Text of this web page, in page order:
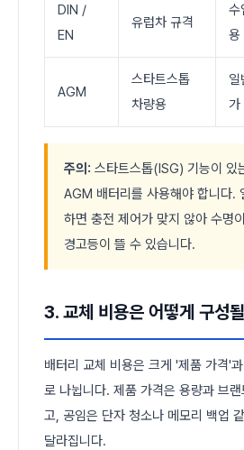
DIN /
EN
유럽차 규격
수
용
AGM
스타트스톱
차량용
일
가
주의: 스타트스톱(ISG) 기능이 있
AGM 배터리를 사용해야 합니다.
하면 충전 제어가 맞지 않아 수명
경고등이 뜰 수 있습니다.
3. 교체 비용은 어떻게 구성
배터리 교체 비용은 크게 '제품 가격'
로 나뉩니다. 제품 가격은 용량과 브
고, 공임은 단자 청소나 메모리 백업
달라집니다.